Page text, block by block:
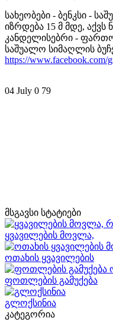
სახეობები - ბენკსი -
იზრდება 15 მ მდე,
კანდელისებრი -
საშუალო სიმაღლის
https://www.facebook.com/
04 July 0 79
მსგავსი სტატიები
ყვავილების მოვლა,
ოთახის ყვავილების
ფოთლების გამუქება
გლოქსინია
კატეგორია